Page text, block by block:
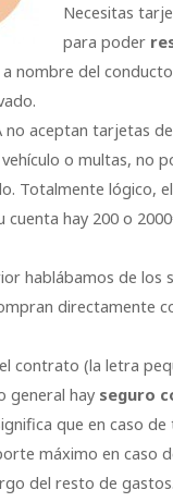
Necesitas
para poder
nombre del
no aceptan tarjetas
o multas, no
Totalmente lógico,
cuenta hay 200 o
hablábamos de los
directamente
contrato (la letra
general hay seguro
que en caso
máximo en caso
del resto de gastos.